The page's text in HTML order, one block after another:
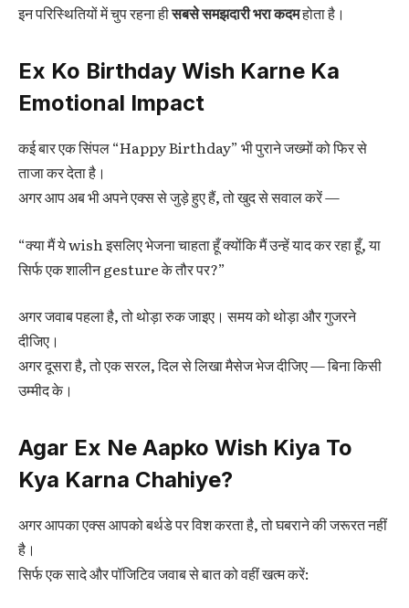
इन परिस्थितियों में चुप रहना हीसबसे समझदारी भरा कदमहोता है।
Ex Ko Birthday Wish Karne Ka
Emotional Impact
कई बार एक सिंपल “Happy Birthday” भी पुराने जख्मों को फिर से
ताजा कर देता है।
अगर आप अब भी अपने एक्स से जुड़े हुए हैं, तो खुद से सवाल करें —
“क्या मैं ये wish इसलिए भेजना चाहता हूँ क्योंकि मैं उन्हें याद कर रहा हूँ, या
सिर्फ एक शालीन gesture के तौर पर?”
अगर जवाब पहला है, तो थोड़ा रुक जाइए। समय को थोड़ा और गुजरने
दीजिए।
अगर दूसरा है, तो एक सरल, दिल से लिखा मैसेज भेज दीजिए — बिना किसी
उम्मीद के।
Agar Ex Ne Aapko Wish Kiya To
Kya Karna Chahiye?
अगर आपका एक्स आपको बर्थडे पर विश करता है, तो घबराने की जरूरत नहीं
है।
सिर्फ एक सादे और पॉजिटिव जवाब से बात को वहीं खत्म करें: